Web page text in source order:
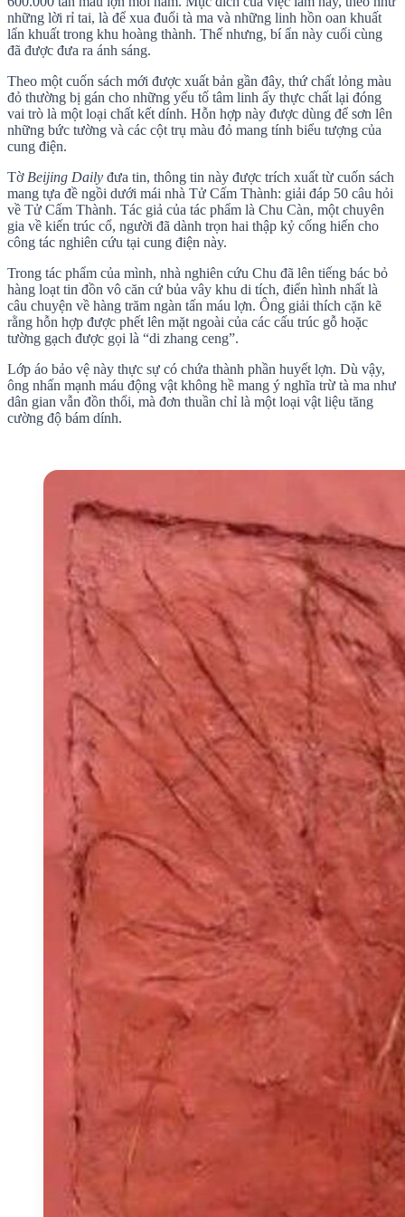
những lời rỉ tai, là để xua đuổi tà ma và những linh hồn oan khuất
lẩn khuất trong khu hoàng thành. Thế nhưng, bí ẩn này cuối cùng
đã được đưa ra ánh sáng.
Theo một cuốn sách mới được xuất bản gần đây, thứ chất lỏng màu
đỏ thường bị gán cho những yếu tố tâm linh ấy thực chất lại đóng
vai trò là một loại chất kết dính. Hỗn hợp này được dùng để sơn lên
những bức tường và các cột trụ màu đỏ mang tính biểu tượng của
cung điện.
Tờ Beijing Daily đưa tin, thông tin này được trích xuất từ cuốn sách
mang tựa đề ngồi dưới mái nhà Tử Cấm Thành: giải đáp 50 câu hỏi
về Tử Cấm Thành. Tác giả của tác phẩm là Chu Càn, một chuyên
gia về kiến trúc cổ, người đã dành trọn hai thập kỷ cống hiến cho
công tác nghiên cứu tại cung điện này.
Trong tác phẩm của mình, nhà nghiên cứu Chu đã lên tiếng bác bỏ
hàng loạt tin đồn vô căn cứ bủa vây khu di tích, điển hình nhất là
câu chuyện về hàng trăm ngàn tấn máu lợn. Ông giải thích cặn kẽ
rằng hỗn hợp được phết lên mặt ngoài của các cấu trúc gỗ hoặc
tường gạch được gọi là “di zhang ceng”.
Lớp áo bảo vệ này thực sự có chứa thành phần huyết lợn. Dù vậy,
ông nhấn mạnh máu động vật không hề mang ý nghĩa trừ tà ma như
dân gian vẫn đồn thổi, mà đơn thuần chỉ là một loại vật liệu tăng
cường độ bám dính.